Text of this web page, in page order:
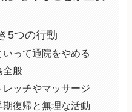
5つの行動
って通院をやめる
全般
ッチやマッサージ
復帰と無理な活動